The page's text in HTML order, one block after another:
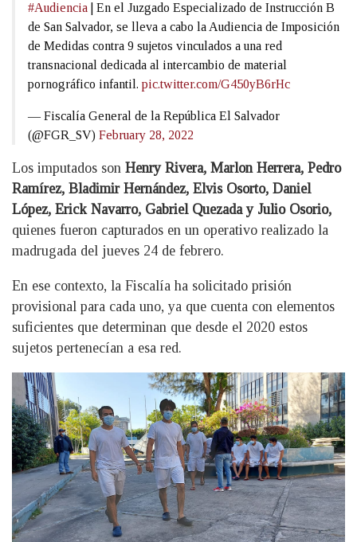
#Audiencia | En el Juzgado Especializado de Instrucción B
de San Salvador, se lleva a cabo la Audiencia de Imposición
de Medidas contra 9 sujetos vinculados a una red
transnacional dedicada al intercambio de material
pornográfico infantil. pic.twitter.com/G450yB6rHc
— Fiscalía General de la República El Salvador
(@FGR_SV) February 28, 2022
Los imputados son Henry Rivera, Marlon Herrera, Pedro
Ramírez, Bladimir Hernández, Elvis Osorto, Daniel
López, Erick Navarro, Gabriel Quezada y Julio Osorio,
quienes fueron capturados en un operativo realizado la
madrugada del jueves 24 de febrero.
En ese contexto, la Fiscalía ha solicitado prisión
provisional para cada uno, ya que cuenta con elementos
suficientes que determinan que desde el 2020 estos
sujetos pertenecían a esa red.